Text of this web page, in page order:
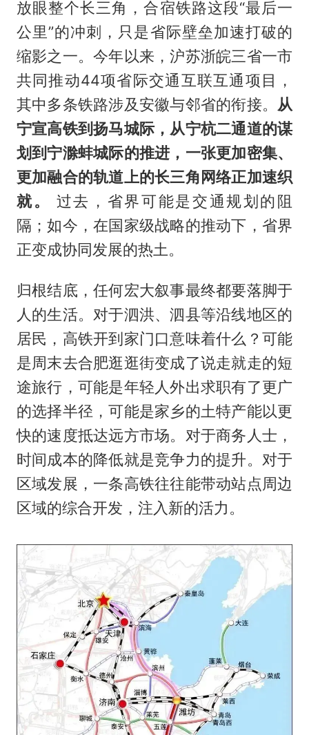
放眼整个长三角，合宿铁路这段“最后一
公里”的冲刺，只是省际壁垒加速打破的
缩影之一。今年以来，沪苏浙皖三省一市
共同推动44项省际交通互联互通项目，
其中多条铁路涉及安徽与邻省的衔接。 从
宁宣高铁到扬马城际，从宁杭二通道的谋
划到宁滁蚌城际的推进，一张更加密集、
更加融合的轨道上的长三角网络正加速织
就。
过去，省界可能是交通规划的阻
隔；如今，在国家级战略的推动下，省界
正变成协同发展的热土。
归根结底，任何宏大叙事最终都要落脚于
人的生活。对于泗洪、泗县等沿线地区的
居民，高铁开到家门口意味着什么？可能
是周末去合肥逛逛街变成了说走就走的短
途旅行，可能是年轻人外出求职有了更广
的选择半径，可能是家乡的土特产能以更
快的速度抵达远方市场。对于商务人士，
时间成本的降低就是竞争力的提升。对于
区域发展，一条高铁往往能带动站点周边
区域的综合开发，注入新的活力。